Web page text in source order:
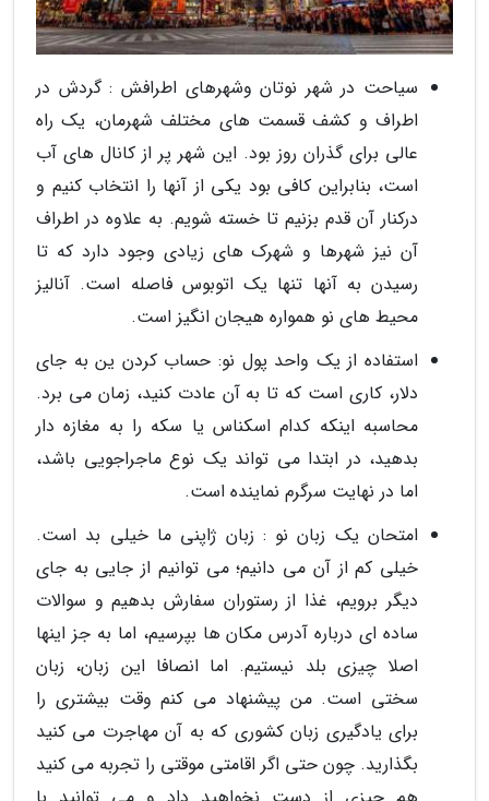
سیاحت در شهر نوتان وشهرهای اطرافش : گردش در
اطراف و کشف قسمت های مختلف شهرمان، یک راه
عالی برای گذران روز بود. این شهر پر از کانال های آب
است، بنابراین کافی بود یکی از آنها را انتخاب کنیم و
درکنار آن قدم بزنیم تا خسته شویم. به علاوه در اطراف
آن نیز شهرها و شهرک های زیادی وجود دارد که تا
رسیدن به آنها تنها یک اتوبوس فاصله است. آنالیز
محیط های نو همواره هیجان انگیز است.
استفاده از یک واحد پول نو: حساب کردن ین به جای
دلار، کاری است که تا به آن عادت کنید، زمان می برد.
محاسبه اینکه کدام اسکناس یا سکه را به مغازه دار
بدهید، در ابتدا می تواند یک نوع ماجراجویی باشد،
اما در نهایت سرگرم نماینده است.
امتحان یک زبان نو : زبان ژاپنی ما خیلی بد است.
خیلی کم از آن می دانیم؛ می توانیم از جایی به جای
دیگر برویم، غذا از رستوران سفارش بدهیم و سوالات
ساده ای درباره آدرس مکان ها بپرسیم، اما به جز اینها
اصلا چیزی بلد نیستیم. اما انصافا این زبان، زبان
سختی است. من پیشنهاد می کنم وقت بیشتری را
برای یادگیری زبان کشوری که به آن مهاجرت می کنید
بگذارید. چون حتی اگر اقامتی موقتی را تجربه می کنید